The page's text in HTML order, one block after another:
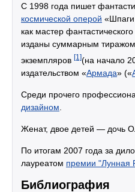
С 1998 года пишет
космической оперой
как мастер
изданы суммарным
экземпляров [1](на начало
издательством «Армада» («
Среди прочего
дизайном
Женат, двое детей — дочь
По итогам 2007 года за
лауреатом премии "Лунная
Библиография